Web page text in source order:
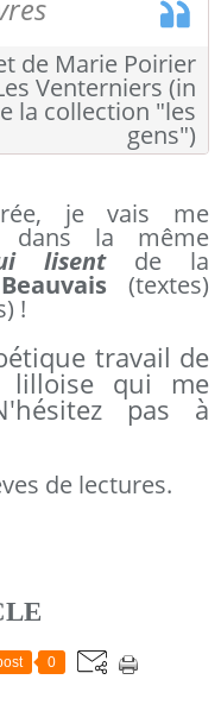
de Marie Poirier
Venterniers (in
la collection "les
gens")
je vais me
dans la même
lisentde la
(textes)
!
travail de
lilloise qui me
pas à
de lectures.
0